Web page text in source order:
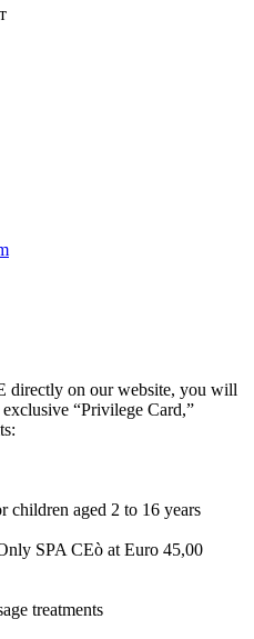
on our website, you will
“Privilege Card,”
children aged 2 to 16 years
SPA CEò at Euro 45,00
treatments